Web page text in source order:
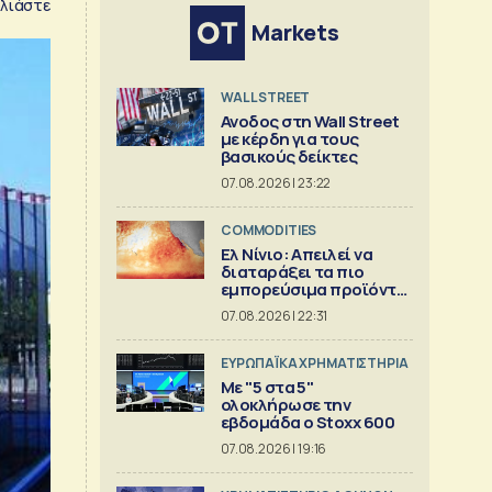
Markets
WALL STREET
Ανοδος στη Wall Street
με κέρδη για τους
βασικούς δείκτες
07.08.2026 | 23:22
COMMODITIES
Ελ Νίνιο: Απειλεί να
διαταράξει τα πιο
εμπορεύσιμα προϊόντα
στον κόσμο
07.08.2026 | 22:31
ΕΥΡΩΠΑΪΚΑ ΧΡΗΜΑΤΙΣΤΗΡΙΑ
Με "5 στα 5"
ολοκλήρωσε την
εβδομάδα ο Stoxx 600
07.08.2026 | 19:16